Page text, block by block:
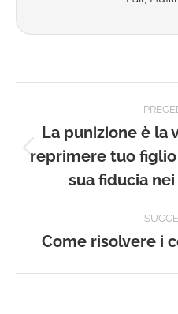
traLa punizione è la
reprimere tuo
sua fiducia
Come risolvere i